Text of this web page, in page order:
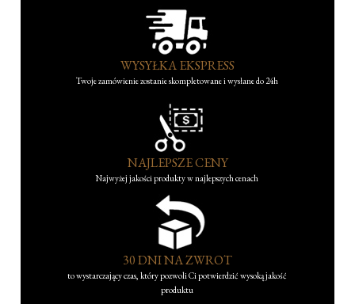
WYSYŁKA EKSPRESS
Twoje zamówienie zostanie skompletowane i wysłane do 24h
NAJLEPSZE CENY
Najwyżej jakości produkty w najlepszych cenach
30 DNI NA ZWROT
to wystarczający czas, który pozwoli Ci potwierdzić wysoką jakość
produktu